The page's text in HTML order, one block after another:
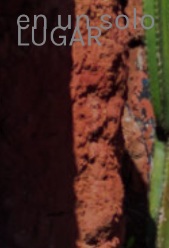
en un solo
LUGAR